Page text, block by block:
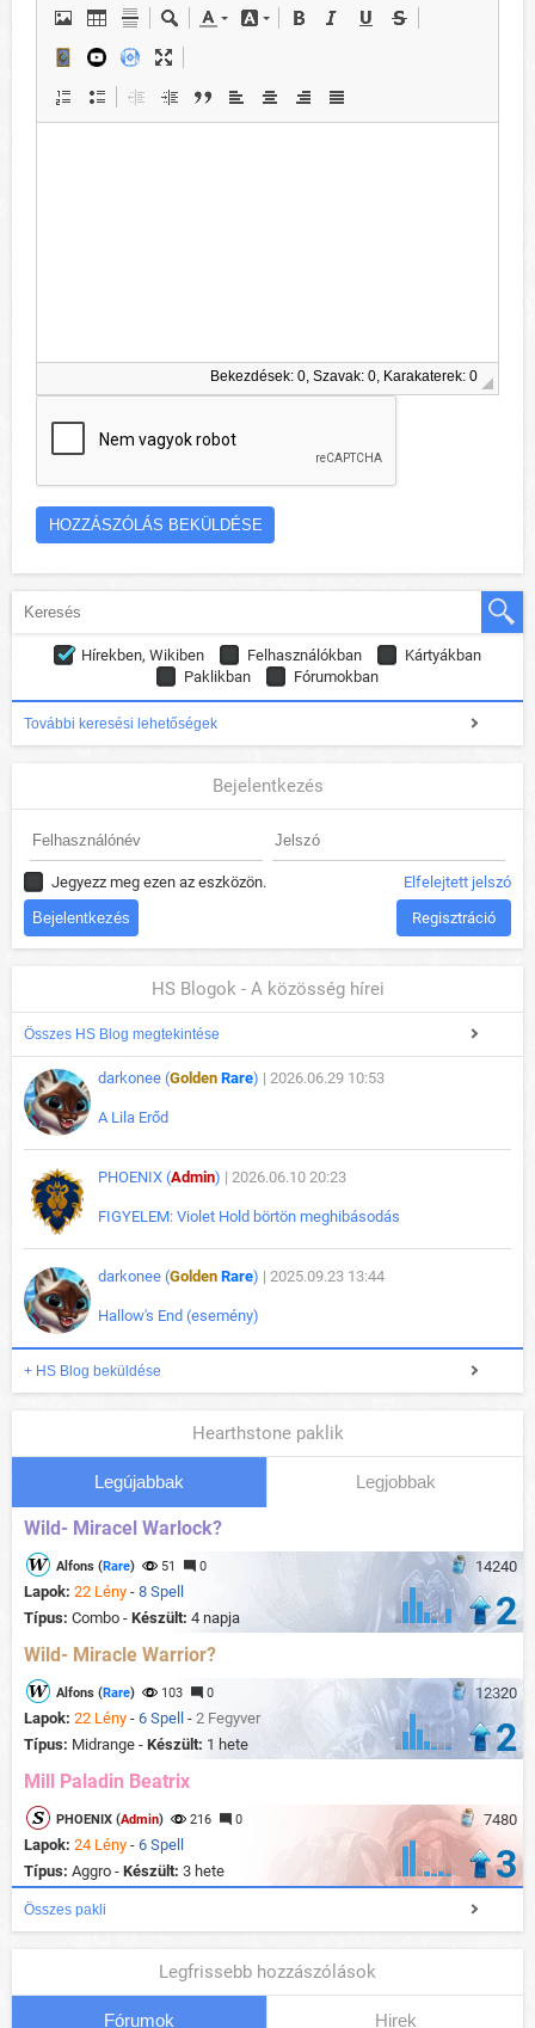
Bekezdések: 0, Szavak: 0, Karakaterek: 0
Hírekben, Wikiben Felhasználókban
Kártyákban
Paklikban
Fórumokban
További keresési lehetőségek
Bejelentkezés
Jegyezz meg ezen az eszközön. Elfelejtett jelszó
Regisztráció
HS Blogok - A közösség hírei
Összes HS Blog megtekintése
darkonee (Golden Rare) | 2026.06.29 10:53
A Lila Erőd
PHOENIX (Admin) | 2026.06.10 20:23
FIGYELEM: Violet Hold börtön meghibásodás
darkonee (Golden Rare) | 2025.09.23 13:44
Hallow's End (esemény)
+ HS Blog beküldése
Hearthstone paklik
Legújabbak Legjobbak
Wild- Miracel Warlock?
14240
Alfons (Rare) 51 0
Lapok: 22 Lény - 8 Spell
Típus: Combo - Készült: 4 napja 2
Wild- Miracle Warrior?
12320
Alfons (Rare) 103 0
Lapok: 22 Lény - 6 Spell - 2 Fegyver
Típus: Midrange - Készült: 1 hete 2
Mill Paladin Beatrix
7480
PHOENIX (Admin) 216 0
Lapok: 24 Lény - 6 Spell
Típus: Aggro - Készült: 3 hete 3
Összes pakli
Legfrissebb hozzászólások
Fórumok Hirek